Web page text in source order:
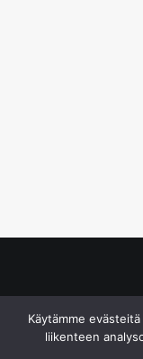
Käytämme
liikenteen